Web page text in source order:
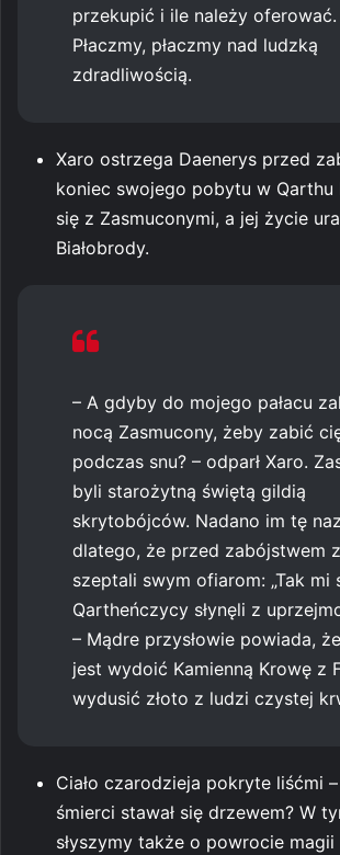
przekupić i ile należy oferować.
Płaczmy, płaczmy nad ludzką
zdradliwością.
Xaro ostrzega Daenerys przed
koniec swojego pobytu w
się z Zasmuconymi, a jej życie
Białobrody.
– A gdyby do mojego pałacu
nocą Zasmucony, żeby zabić
podczas snu? – odparł Xaro.
byli starożytną świętą gildią
skrytobójców. Nadano im tę
dlatego, że przed zabójstwem
szeptali swym ofiarom: „Tak mi
Qartheńczycy słynęli z
– Mądre przysłowie powiada,
jest wydoić Kamienną Krowę z
wydusić złoto z ludzi czystej
Ciało czarodzieja pokryte liśćmi
śmierci stawał się drzewem? W
słyszymy także o powrocie